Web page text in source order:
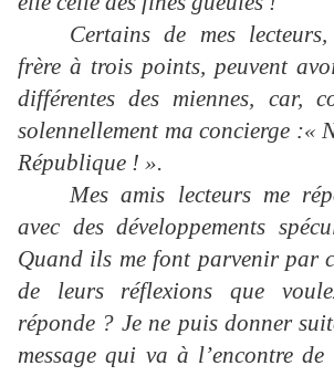
Certains de mes
frère à trois points, peuvent
différentes des miennes, car,
solennellement ma concierge :«
République ! ».
Mes amis lecteurs me
avec des développements
Quand ils me font parvenir par
de leurs réflexions que
réponde ? Je ne puis donner
message qui va à l’encontre